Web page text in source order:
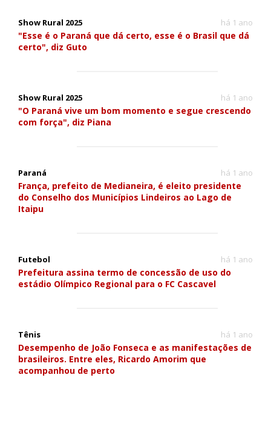
Show Rural 2025 há 1 ano
"Esse é o Paraná que dá certo, esse é o Brasil que dá
certo", diz Guto
Show Rural 2025 há 1 ano
"O Paraná vive um bom momento e segue crescendo
com força", diz Piana
Paraná há 1 ano
França, prefeito de Medianeira, é eleito presidente
do Conselho dos Municípios Lindeiros ao Lago de
Itaipu
Futebol há 1 ano
Prefeitura assina termo de concessão de uso do
estádio Olímpico Regional para o FC Cascavel
Tênis há 1 ano
Desempenho de João Fonseca e as manifestações de
brasileiros. Entre eles, Ricardo Amorim que
acompanhou de perto